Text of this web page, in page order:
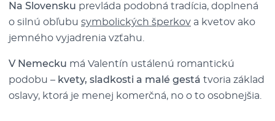
Na Slovensku prevláda podobná tradícia, doplnená
o silnú obľubu symbolických šperkov a kvetov ako
jemného vyjadrenia vzťahu.
V Nemecku má Valentín ustálenú romantickú
podobu – kvety, sladkosti a malé gestá tvoria základ
oslavy, ktorá je menej komerčná, no o to osobnejšia.